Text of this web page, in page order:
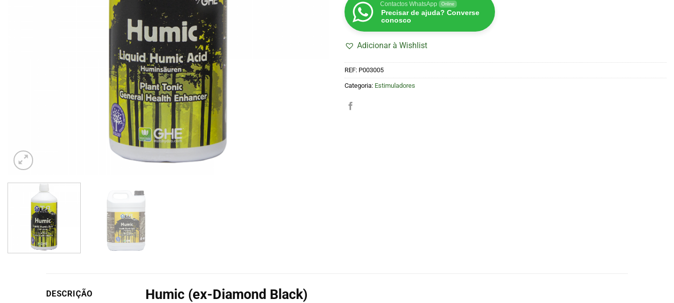
Contactos WhatsApp Online
Precisar de ajuda? Converse
conosco
Adicionar à Wishlist
REF: P003005
Categoria: Estimuladores
DESCRIÇÃO Humic (ex-Diamond Black)